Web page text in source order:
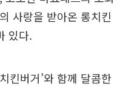
사랑을 받아온 롱치킨
있다.
킨버거’와 함께 달콤한